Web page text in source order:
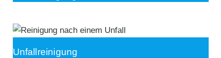
Unfallreinigung